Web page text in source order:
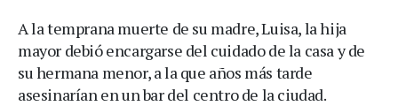
A la temprana muerte de su madre, Luisa, la hija
mayor debió encargarse del cuidado de la casa y de
su hermana menor, a la que años más tarde
asesinarían en un bar del centro de la ciudad.